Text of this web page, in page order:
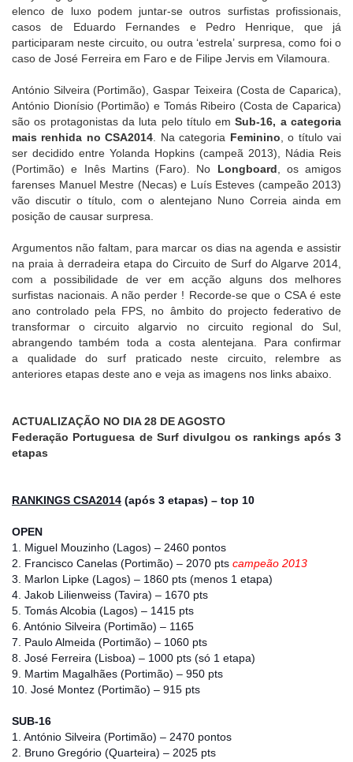
elenco de luxo podem juntar-se outros surfistas profissionais,
casos de Eduardo Fernandes e Pedro Henrique, que já
participaram neste circuito, ou outra ‘estrela’ surpresa, como foi o
caso de José Ferreira em Faro e de Filipe Jervis em Vilamoura.
António Silveira (Portimão), Gaspar Teixeira (Costa de Caparica),
António Dionísio (Portimão) e Tomás Ribeiro (Costa de Caparica)
são os protagonistas da luta pelo título emSub-16, a categoria
mais renhida no CSA2014 . Na categoria Feminino , o título vai
ser decidido entre Yolanda Hopkins (campeã 2013), Nádia Reis
(Portimão) e Inês Martins (Faro). No Longboard , os amigos
farenses Manuel Mestre (Necas) e Luís Esteves (campeão 2013)
vão discutir o título, com o alentejano Nuno Correia ainda em
posição de causar surpresa.
Argumentos não faltam, para marcar os dias na agenda e assistir
na praia à derradeira etapa do Circuito de Surf do Algarve 2014,
com a possibilidade de ver em acção alguns dos melhores
surfistas nacionais. A não perder ! Recorde-se que o CSA é este
ano controlado pela FPS, no âmbito do projecto federativo de
transformar o circuito algarvio no circuito regional do Sul,
abrangendo também toda a costa alentejana. Para confirmar
a qualidade do surf praticado neste circuito, relembre as
anteriores etapas deste ano e veja as imagens nos links abaixo.
ACTUALIZAÇÃO NO DIA 28 DE AGOSTO
Federação Portuguesa de Surf divulgou os rankings após 3
etapas
RANKINGS CSA2014 (após 3 etapas) – top 10
OPEN
1. Miguel Mouzinho (Lagos) – 2460 pontos
2. Francisco Canelas (Portimão) – 2070 pts campeão 2013
3. Marlon Lipke (Lagos) – 1860 pts (menos 1 etapa)
4. Jakob Lilienweiss (Tavira) – 1670 pts
5. Tomás Alcobia (Lagos) – 1415 pts
6. António Silveira (Portimão) – 1165
7. Paulo Almeida (Portimão) – 1060 pts
8. José Ferreira (Lisboa) – 1000 pts (só 1 etapa)
9. Martim Magalhães (Portimão) – 950 pts
10. José Montez (Portimão) – 915 pts
SUB-16
1. António Silveira (Portimão) – 2470 pontos
2. Bruno Gregório (Quarteira) – 2025 pts